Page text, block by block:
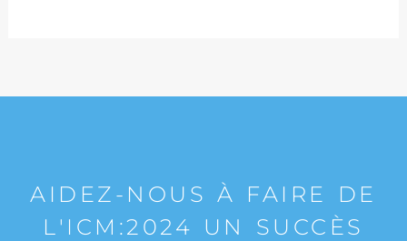
AIDEZ-NOUS À FAIRE DE
L'ICM:2024 UN SUCCÈS